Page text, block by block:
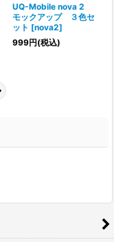
UQ-Mobile nova 2
モックアップ ３色セ
ット [nova2]
999円(税込)